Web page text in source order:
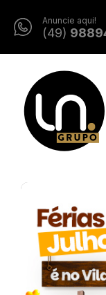
Anuncie aqui!
(49)